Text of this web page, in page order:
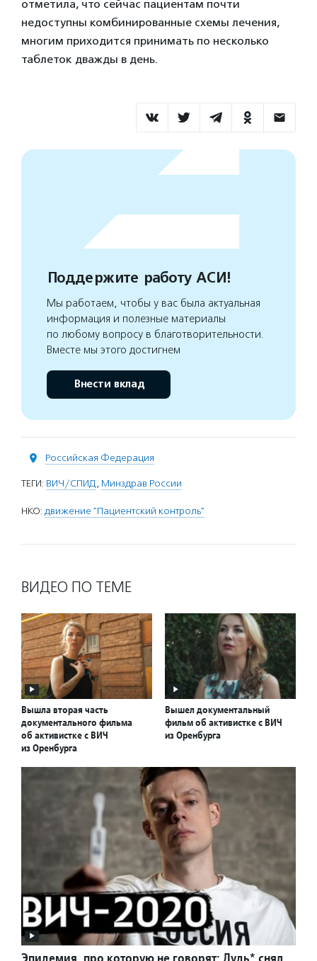
отметила, что сейчас пациентам почти
недоступны комбинированные схемы лечения,
многим приходится принимать по несколько
таблеток дважды в день.
Поддержите работу АСИ!
Мы работаем, чтобы у вас была актуальная
информация и полезные материалы
по любому вопросу в благотворительности.
Вместе мы этого достигнем
Внести вклад
Российская Федерация
ТЕГИ: ВИЧ/СПИД, Минздрав России
НКО: движение "Пациентский контроль"
ВИДЕО ПО ТЕМЕ
Вышла вторая часть
документального фильма
об активистке с ВИЧ
из Оренбурга
Вышел документальный
фильм об активистке с ВИЧ
из Оренбурга
Эпидемия, про которую не говорят: Дудь* снял